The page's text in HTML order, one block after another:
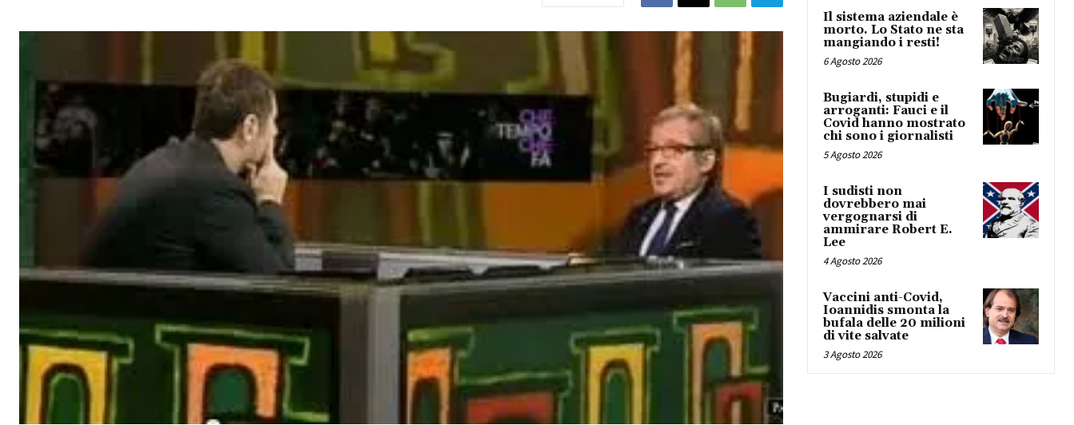
Il sistema aziendale è
morto. Lo Stato ne sta
mangiando i resti!
6 Agosto 2026
Bugiardi, stupidi e
arroganti: Fauci e il
Covid hanno mostrato
chi sono i giornalisti
5 Agosto 2026
I sudisti non
dovrebbero mai
vergognarsi di
ammirare Robert E.
Lee
4 Agosto 2026
Vaccini anti-Covid,
Ioannidis smonta la
bufala delle 20 milioni
di vite salvate
3 Agosto 2026